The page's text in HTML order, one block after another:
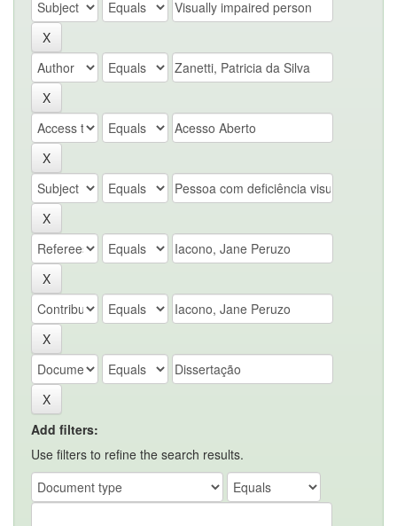
Add filters:
Use filters to refine the search results.